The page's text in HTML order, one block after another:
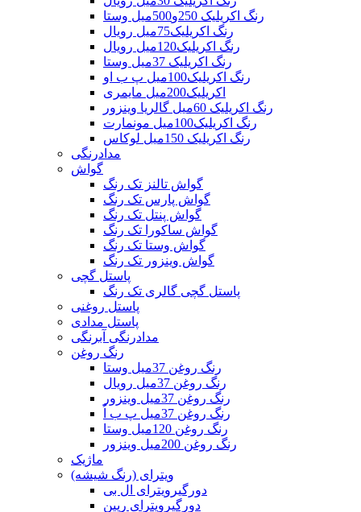
رنگ اکریلیک 250و500میل وستا
رنگ اکریلیک75میل رویال
رنگ اکریلیک120میل رویال
رنگ اکریلیک 37میل وستا
رنگ اکریلیک100میل پ ب او
اکریلیک200میل مایمری
رنگ اکریلیک 60میل گالریا وینزور
رنگ اکریلیک100میل مونمارت
رنگ اکریلیک 150میل لوکاس
مدادرنگی
گواش
گواش تالنز تک رنگ
گواش پارس تک رنگ
گواش پنتل تک رنگ
گواش ساکورا تک رنگ
گواش وستا تک رنگ
گواش وینزور تک رنگ
پاستل گچی
پاستل گچی گالری تک رنگ
پاستل روغنی
پاستل مدادی
مدادرنگی آبرنگی
رنگ روغن
رنگ روغن 37میل وستا
رنگ روغن 37میل رویال
رنگ روغن 37میل وینزور
رنگ روغن 37میل پ ب اُ
رنگ روغن 120میل وستا
رنگ روغن 200میل وینزور
ماژیک
ویترای (رنگ شیشه)
دورگیرویترای ال بی
دورگیرویترای رپین